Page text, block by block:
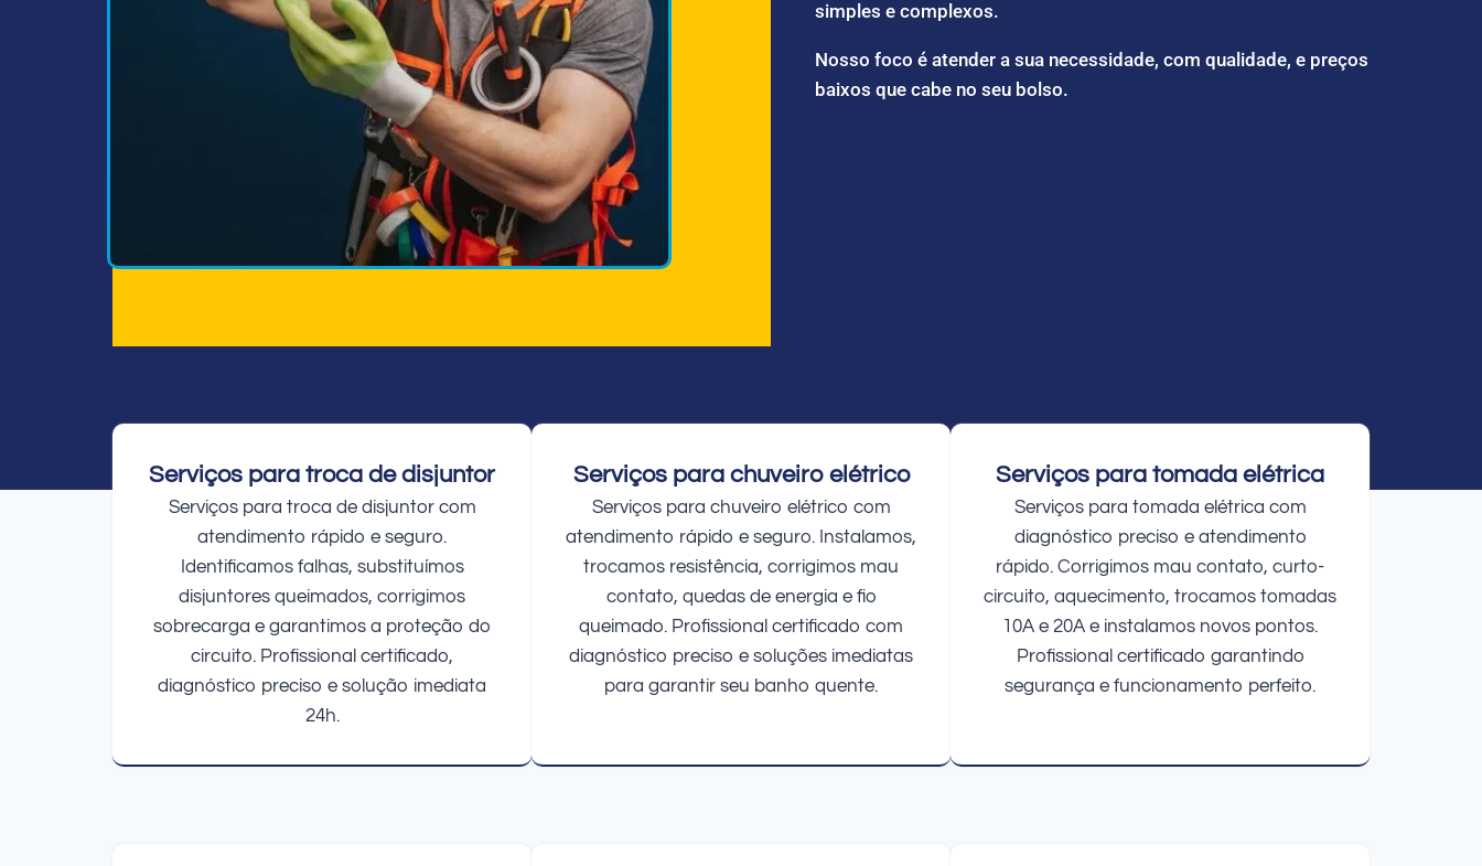
simples e complexos.
Nosso foco é atender a sua necessidade, com qualidade, e preços
baixos que cabe no seu bolso.
Serviços para troca de disjuntor
Serviços para troca de disjuntor com
atendimento rápido e seguro.
Identificamos falhas, substituímos
disjuntores queimados, corrigimos
sobrecarga e garantimos a proteção do
circuito. Profissional certificado,
diagnóstico preciso e solução imediata
24h.
Serviços para chuveiro elétrico
Serviços para chuveiro elétrico com
atendimento rápido e seguro. Instalamos,
trocamos resistência, corrigimos mau
contato, quedas de energia e fio
queimado. Profissional certificado com
diagnóstico preciso e soluções imediatas
para garantir seu banho quente.
Serviços para tomada elétrica
Serviços para tomada elétrica com
diagnóstico preciso e atendimento
rápido. Corrigimos mau contato, curto-
circuito, aquecimento, trocamos tomadas
10A e 20A e instalamos novos pontos.
Profissional certificado garantindo
segurança e funcionamento perfeito.